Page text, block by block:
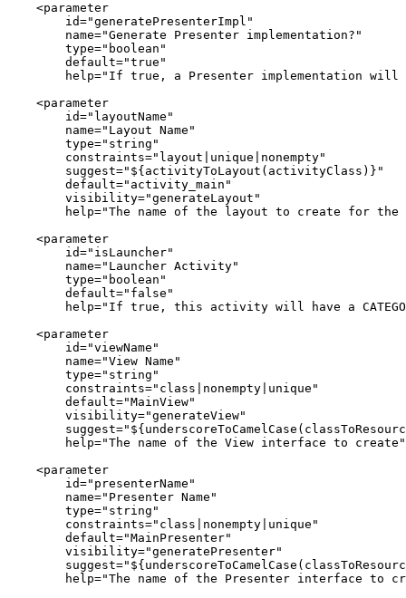
    <parameter
        id="generatePresenterImpl"
        name="Generate Presenter implementation?"
        type="boolean"
        default="true"
help="If true, a Presenter implementation will
    <parameter
        id="layoutName"
        name="Layout Name"
        type="string"
        constraints="layout|unique|nonempty"
        suggest="${activityToLayout(activityClass)}"
        default="activity_main"
        visibility="generateLayout"
help="The name of the layout to create for the
    <parameter
        id="isLauncher"
        name="Launcher Activity"
        type="boolean"
        default="false"
help="If true, this activity will have a
    <parameter
        id="viewName"
        name="View Name"
        type="string"
        constraints="class|nonempty|unique"
        default="MainView"
        visibility="generateView"
help="The name of the View interface to
    <parameter
        id="presenterName"
        name="Presenter Name"
        type="string"
        constraints="class|nonempty|unique"
        default="MainPresenter"
        visibility="generatePresenter"
help="The name of the Presenter interface to